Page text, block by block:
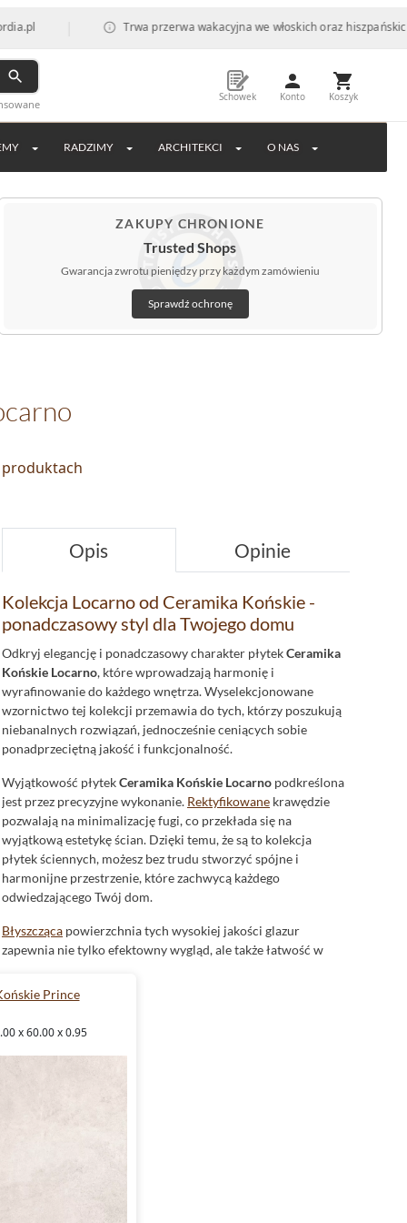
| Trwa przerwa wakacyjna we włoskich oraz hiszpańskich
Schowek Konto Koszyk
RADZIMY ARCHITEKCI O NAS
ZAKUPY CHRONIONE
Trusted Shops
Gwarancja zwrotu pieniędzy przy każdym zamówieniu
Sprawdź ochronę
Opis Opinie
Kolekcja Locarno od Ceramika Końskie -
ponadczasowy styl dla Twojego domu
Odkryj elegancję i ponadczasowy charakter płytekCeramika
Końskie Locarno, które wprowadzają harmonię i
wyrafinowanie do każdego wnętrza. Wyselekcjonowane
wzornictwo tej kolekcji przemawia do tych, którzy poszukują
niebanalnych rozwiązań, jednocześnie ceniących sobie
ponadprzeciętną jakość i funkcjonalność.
Wyjątkowość płytekCeramika Końskie Locarno podkreślona
jest przez precyzyjne wykonanie. Rektyfikowane krawędzie
pozwalają na minimalizację fugi, co przekłada się na
wyjątkową estetykę ścian. Dzięki temu, że są to kolekcja
płytek ściennych, możesz bez trudu stworzyć spójne i
harmonijne przestrzenie, które zachwycą każdego
odwiedzającego Twój dom.
Błyszcząca powierzchnia tych wysokiej jakości glazur
zapewnia nie tylko efektowny wygląd, ale także łatwość w
przestrzeniach, gdzie higiena odgrywa kluczową rolę.
Aranżacje łazienkowe z Ceramika Końskie
dzień. Zadbaj o to, by przestrzeń ta była wyjątkowa i
dodaje blasku i optycznie powiększa pomieszczenie, ale
Prince
x 60.00 x 0.95